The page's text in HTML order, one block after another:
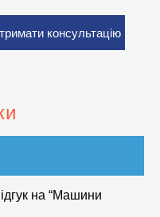
консультацію
на “Машини